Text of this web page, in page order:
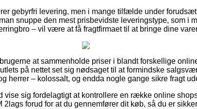
gebyrfri levering, men i mange tilfælde under
snuppe den mest prisbevidste leveringstype, som i
– vil være at få fragtfirmaet til at bringe dine
at sammenholde priser i blandt forskellige
på nettet set sig nødsaget til at formindske
herrer – kolossalt, og endda nogle gange sikre fragt
vise sig fordelagtigt at kontrollere en række online
forud for at du gennemfører dit køb, så du er